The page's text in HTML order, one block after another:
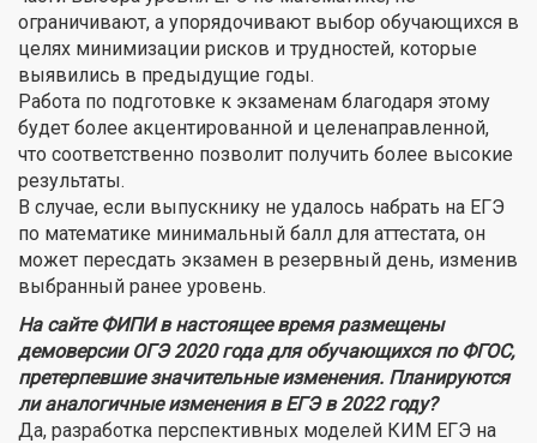
ограничивают, а упорядочивают выбор обучающихся в
целях минимизации рисков и трудностей, которые
выявились в предыдущие годы.
Работа по подготовке к экзаменам благодаря этому
будет более акцентированной и целенаправленной,
что соответственно позволит получить более высокие
результаты.
В случае, если выпускнику не удалось набрать на ЕГЭ
по математике минимальный балл для аттестата, он
может пересдать экзамен в резервный день, изменив
выбранный ранее уровень.
На сайте ФИПИ в настоящее время размещены
демоверсии ОГЭ 2020 года для обучающихся по ФГОС,
претерпевшие значительные изменения. Планируются
ли аналогичные изменения в ЕГЭ в 2022 году?
Да, разработка перспективных моделей КИМ ЕГЭ на